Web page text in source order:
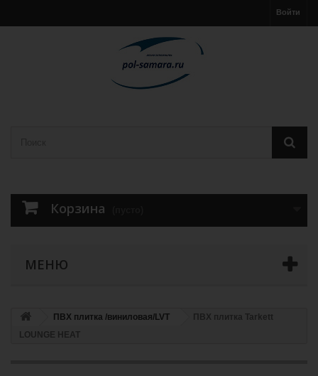
Войти
Корзина
МЕНЮ
ПВХ плитка /виниловая/LVT
ПВХ плитка Tarkett
LOUNGE HEAT